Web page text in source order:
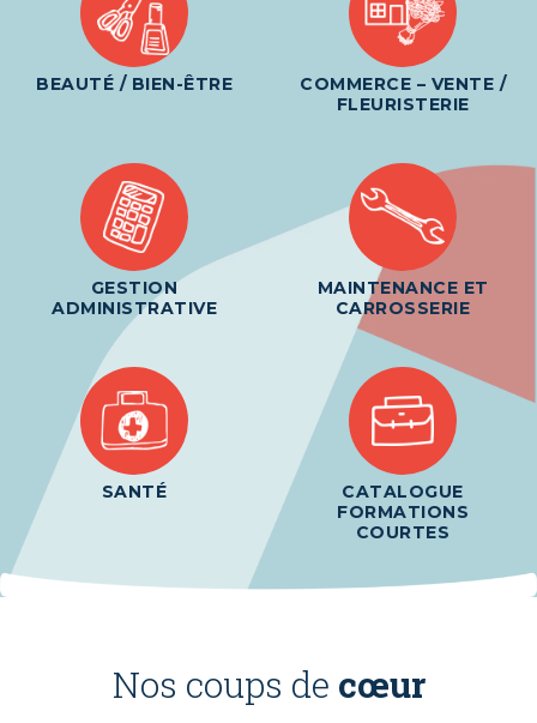
BEAUTÉ / BIEN-ÊTRE
COMMERCE – VENTE /
FLEURISTERIE
GESTION
ADMINISTRATIVE
MAINTENANCE ET
CARROSSERIE
SANTÉ
CATALOGUE
FORMATIONS
COURTES
Nos coups de cœur